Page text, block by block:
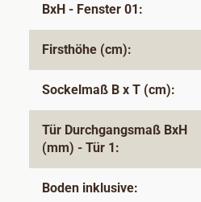
BxH - Fenster 01:
Firsthöhe (cm):
Sockelmaß B x T (cm):
Tür Durchgangsmaß BxH
(mm) - Tür 1:
Boden inklusive: